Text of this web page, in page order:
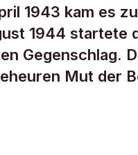
1943 kam es
1944 startete
Gegenschlag.
Mut der